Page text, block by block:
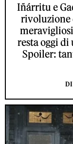
Iñárritu e
rivoluzione
resta oggi
Spoiler: